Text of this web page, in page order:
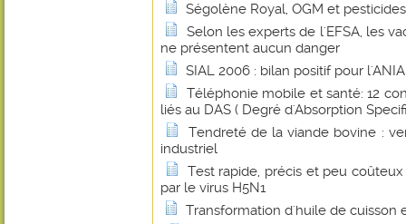
Ségolène Royal, OGM et
Selon les experts de l'EFSA, les
ne présentent aucun danger
SIAL 2006 : bilan positif pour l'ANIA
Téléphonie mobile et santé: 12
liés au DAS ( Degré d'Absorption
Tendreté de la viande bovine :
industriel
Test rapide, précis et peu
par le virus H5N1
Transformation d'huile de cuisson